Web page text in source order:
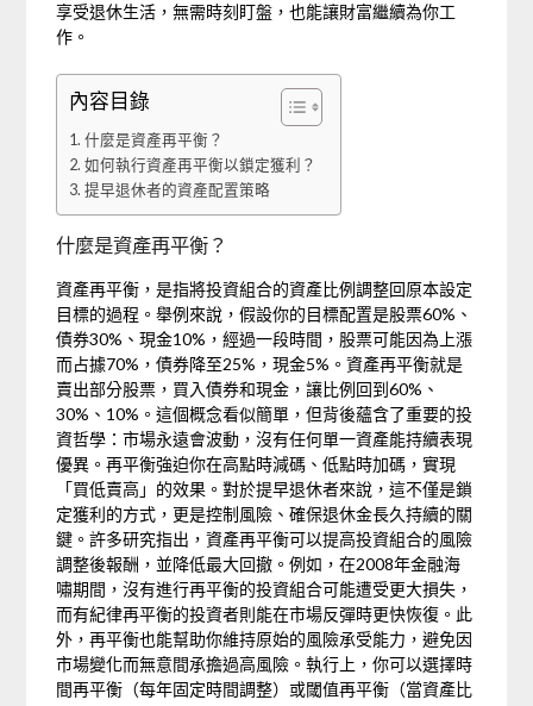
享受退休生活，無需時刻盯盤，也能讓財富繼續為你工
作。
內容目錄
什麼是資產再平衡？
如何執行資產再平衡以鎖定獲利？
提早退休者的資產配置策略
什麼是資產再平衡？
資產再平衡，是指將投資組合的資產比例調整回原本設定
目標的過程。舉例來說，假設你的目標配置是股票60%、
債券30%、現金10%，經過一段時間，股票可能因為上漲
而占據70%，債券降至25%，現金5%。資產再平衡就是
賣出部分股票，買入債券和現金，讓比例回到60%、
30%、10%。這個概念看似簡單，但背後蘊含了重要的投
資哲學：市場永遠會波動，沒有任何單一資產能持續表現
優異。再平衡強迫你在高點時減碼、低點時加碼，實現
「買低賣高」的效果。對於提早退休者來說，這不僅是鎖
定獲利的方式，更是控制風險、確保退休金長久持續的關
鍵。許多研究指出，資產再平衡可以提高投資組合的風險
調整後報酬，並降低最大回撤。例如，在2008年金融海
嘯期間，沒有進行再平衡的投資組合可能遭受更大損失，
而有紀律再平衡的投資者則能在市場反彈時更快恢復。此
外，再平衡也能幫助你維持原始的風險承受能力，避免因
市場變化而無意間承擔過高風險。執行上，你可以選擇時
間再平衡（每年固定時間調整）或閾值再平衡（當資產比